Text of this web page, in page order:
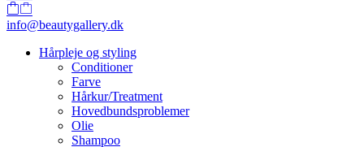
info@beautygallery.dk
Hårpleje og styling
Conditioner
Farve
Hårkur/Treatment
Hovedbundsproblemer
Olie
Shampoo